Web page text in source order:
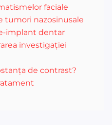
faciale
tumori nazosinusale
implant dentar
investigației
de contrast?